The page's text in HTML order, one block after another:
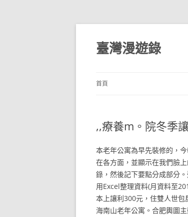
跳
主
要
內
臺灣漫遊錄
首頁
,,療養m。院冬季
本老年公寓為早先裝修的，
在各方面，並顯示在我們臉
錄，然後記下要點分成部分
用Excel整理資料(月資料至
本上讓利300元，住雙人世包
海南山老年公寓。合肥輿圖